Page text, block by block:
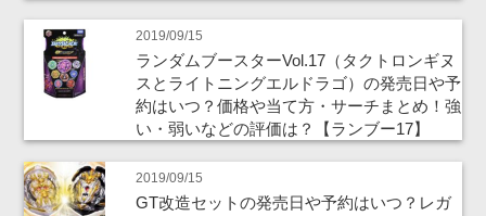
2019/09/15
ランダムブースターVol.17（タクトロンギヌ
スとライトニングエルドラゴ）の発売日や予
約はいつ？価格や当て方・サーチまとめ！強
い・弱いなどの評価は？【ランブー17】
2019/09/15
GT改造セットの発売日や予約はいつ？レガ